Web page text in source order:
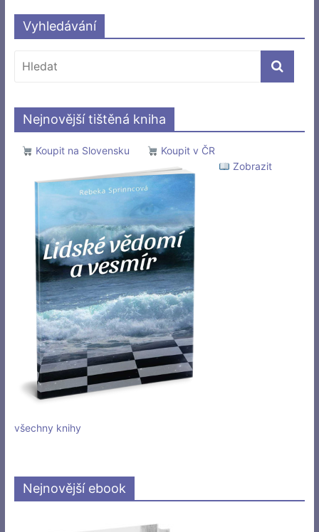
Vyhledávání
Nejnovější tištěná kniha
Koupit na Slovensku
Koupit v ČR
Zobrazit
všechny knihy
Nejnovější ebook